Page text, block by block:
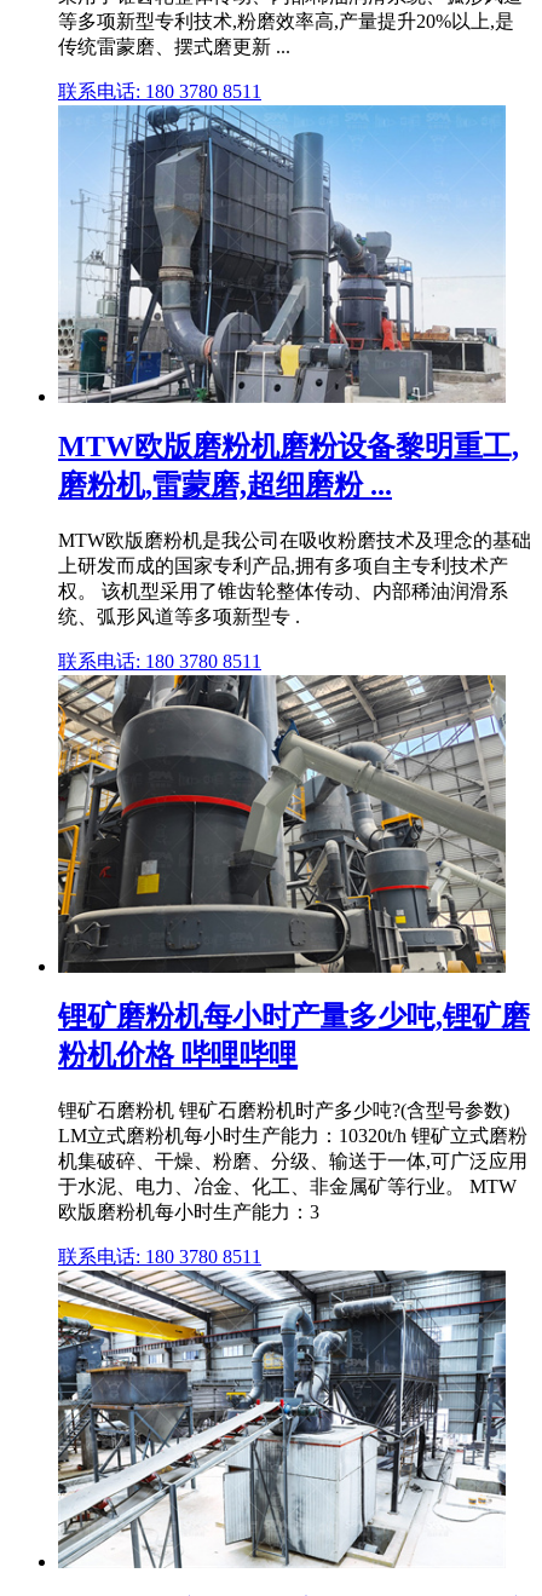
等多项新型专利技术,粉磨效率高,产量提升20%以上,是
传统雷蒙磨、摆式磨更新 ...
联系电话: 180 3780 8511
MTW欧版磨粉机磨粉设备黎明重工,
磨粉机,雷蒙磨,超细磨粉 ...
MTW欧版磨粉机是我公司在吸收粉磨技术及理念的基础
上研发而成的国家专利产品,拥有多项自主专利技术产
权。 该机型采用了锥齿轮整体传动、内部稀油润滑系
统、弧形风道等多项新型专 .
联系电话: 180 3780 8511
锂矿磨粉机每小时产量多少吨,锂矿磨
粉机价格 哔哩哔哩
锂矿石磨粉机 锂矿石磨粉机时产多少吨?(含型号参数)
LM立式磨粉机每小时生产能力：10320t/h 锂矿立式磨粉
机集破碎、干燥、粉磨、分级、输送于一体,可广泛应用
于水泥、电力、冶金、化工、非金属矿等行业。 MTW
欧版磨粉机每小时生产能力：3
联系电话: 180 3780 8511